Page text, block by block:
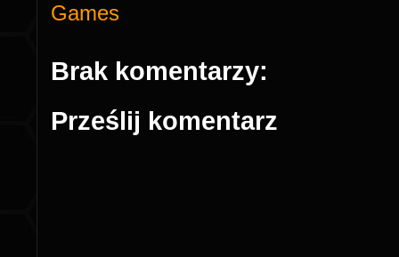
Games
Brak komentarzy:
Prześlij komentarz